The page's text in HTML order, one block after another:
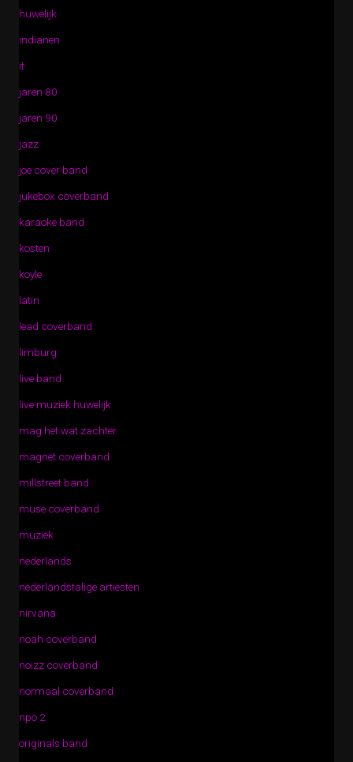
huwelijk
indianen
it
jaren 80
jaren 90
jazz
joe cover band
jukebox coverband
karaoke band
kosten
koyle
latin
lead coverband
limburg
live band
live muziek huwelijk
mag het wat zachter
magnet coverband
millstreet band
muse coverband
muziek
nederlands
nederlandstalige artiesten
nirvana
noah coverband
noizz coverband
normaal coverband
npo 2
originals band